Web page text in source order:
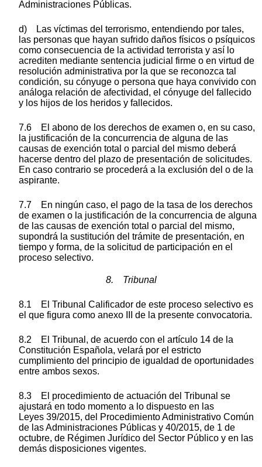
Administraciones Públicas.
d) Las víctimas del terrorismo, entendiendo por tales,
las personas que hayan sufrido daños físicos o psíquicos
como consecuencia de la actividad terrorista y así lo
acrediten mediante sentencia judicial firme o en virtud de
resolución administrativa por la que se reconozca tal
condición, su cónyuge o persona que haya convivido con
análoga relación de afectividad, el cónyuge del fallecido
y los hijos de los heridos y fallecidos.
7.6 El abono de los derechos de examen o, en su caso,
la justificación de la concurrencia de alguna de las
causas de exención total o parcial del mismo deberá
hacerse dentro del plazo de presentación de solicitudes.
En caso contrario se procederá a la exclusión del o de la
aspirante.
7.7 En ningún caso, el pago de la tasa de los derechos
de examen o la justificación de la concurrencia de alguna
de las causas de exención total o parcial del mismo,
supondrá la sustitución del trámite de presentación, en
tiempo y forma, de la solicitud de participación en el
proceso selectivo.
8. Tribunal
8.1 El Tribunal Calificador de este proceso selectivo es
el que figura como anexo III de la presente convocatoria.
8.2 El Tribunal, de acuerdo con el artículo 14 de la
Constitución Española, velará por el estricto
cumplimiento del principio de igualdad de oportunidades
entre ambos sexos.
8.3 El procedimiento de actuación del Tribunal se
ajustará en todo momento a lo dispuesto en las
Leyes 39/2015, del Procedimiento Administrativo Común
de las Administraciones Públicas y 40/2015, de 1 de
octubre, de Régimen Jurídico del Sector Público y en las
demás disposiciones vigentes.